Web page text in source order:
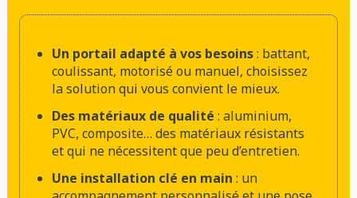
Un portail adapté à vos besoins: battant,
coulissant, motorisé ou manuel, choisissez
la solution qui vous convient le mieux.
Des matériaux de qualité : aluminium,
PVC, composite… des matériaux résistants
et qui ne nécessitent que peu d’entretien.
Une installation clé en main : un